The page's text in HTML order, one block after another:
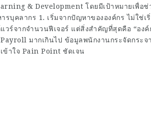
& Development โดยมีเป้าหมายเพื่อช่
บุคลากร 1. เริ่มจากปัญหาขององค์กร ไม่ใช่เ
วร์จากจำนวนฟีเจอร์ แต่สิ่งสำคัญที่สุดคือ “องค์
มากเกินไป ข้อมูลพนักงานกระจัดกระจ
ข้าใจ Pain Point ชัดเจน